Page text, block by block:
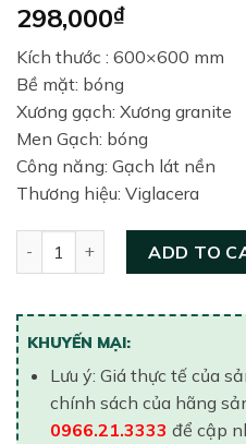
298,000₫
Kích thước : 600×600 mm
Bề mặt: bóng
Xương gạch: Xương granite
Men Gạch: bóng
Công năng: Gạch lát nền
Thương hiệu: Viglacera
ADD TO
KHUYẾN MẠI:
Lưu ý: Giá thực tế của
chính sách của hãng
0966.21.3333 để cập